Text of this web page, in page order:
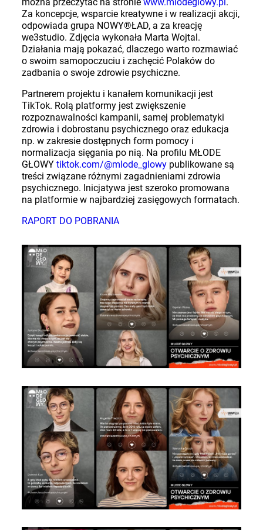
Za koncepcje, wsparcie kreatywne i w realizacji akcji,
odpowiada grupa NOWY®️ŁAD, a za kreację
we3studio. Zdjęcia wykonała Marta Wojtal.
Działania mają pokazać, dlaczego warto rozmawiać
o swoim samopoczuciu i zachęcić Polaków do
zadbania o swoje zdrowie psychiczne.
Partnerem projektu i kanałem komunikacji jest
TikTok. Rolą platformy jest zwiększenie
rozpoznawalności kampanii, samej problematyki
zdrowia i dobrostanu psychicznego oraz edukacja
np. w zakresie dostępnych form pomocy i
normalizacja sięgania po nią. Na profilu MŁODE
GŁOWYtiktok.com/@mlode_glowy publikowane są
treści związane różnymi zagadnieniami zdrowia
psychicznego. Inicjatywa jest szeroko promowana
na platformie w najbardziej zasięgowych formatach.
RAPORT DO POBRANIA